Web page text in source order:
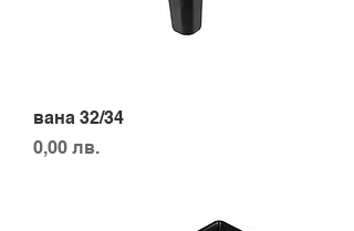
вана 32/34
Цена
0,00 лв.